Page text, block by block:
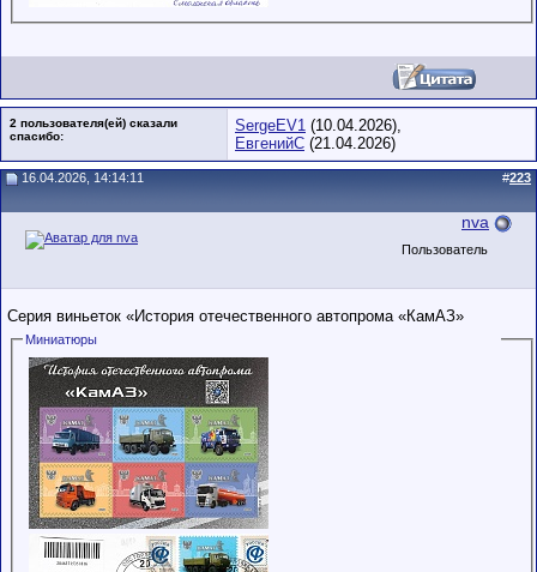
2 пользователя(ей) сказали
cпасибо:
SergeEV1 (10.04.2026),
ЕвгенийС (21.04.2026)
16.04.2026, 14:14:11 #223
nva
Пользователь
Серия виньеток «История отечественного автопрома «КамАЗ»
Миниатюры